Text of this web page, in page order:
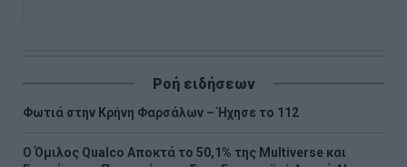
Ροή ειδήσεων
Φωτιά στην Κρήνη Φαρσάλων – Ήχησε το 112
Ο Όμιλος Qualco Αποκτά το 50,1% της Multiverse και